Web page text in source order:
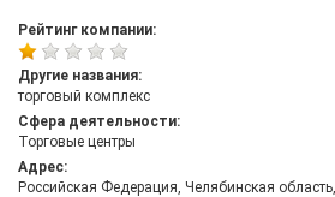
Рейтинг компании:
Другие названия:
торговый комплекс
Сфера деятельности:
Торговые центры
Адрес:
Российская Федерация, Челябинская